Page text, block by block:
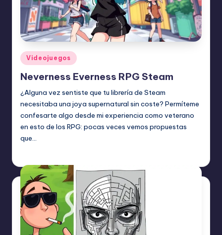
Publicado
en
Videojuegos
Neverness Everness RPG Steam
¿Alguna vez sentiste que tu librería de Steam
necesitaba una joya supernatural sin coste? Permíteme
confesarte algo desde mi experiencia como veterano
en esto de los RPG: pocas veces vemos propuestas
que…